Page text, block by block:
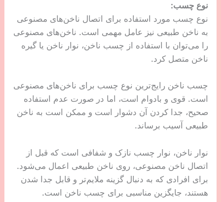
نوع چسب:
نوع چسب مورد استفاده برای اتصال ناخن‌های مصنوعی
به ناخن طبیعی نیز عامل مهمی است. ناخن‌های مصنوعی
را می‌توان با استفاده از چسب ناخن، نوار ناخن یا گیره
ناخن متصل کرد.
چسب ناخن رایج‌ترین نوع چسب برای ناخن‌های مصنوعی
است. قوی و بادوام است، اما در صورت عدم استفاده
صحیح، جدا کردن آن دشوار است و ممکن است به ناخن
طبیعی آسیب برساند.
نوار ناخن، نوار چسب نازک و شفافی است که قبل از
اتصال ناخن مصنوعی، روی ناخن طبیعی اعمال می‌شود.
برای افرادی که به دنبال گزینه ملایم‌تر و قابل جدا شدن
هستند، جایگزین مناسبی برای چسب ناخن است.